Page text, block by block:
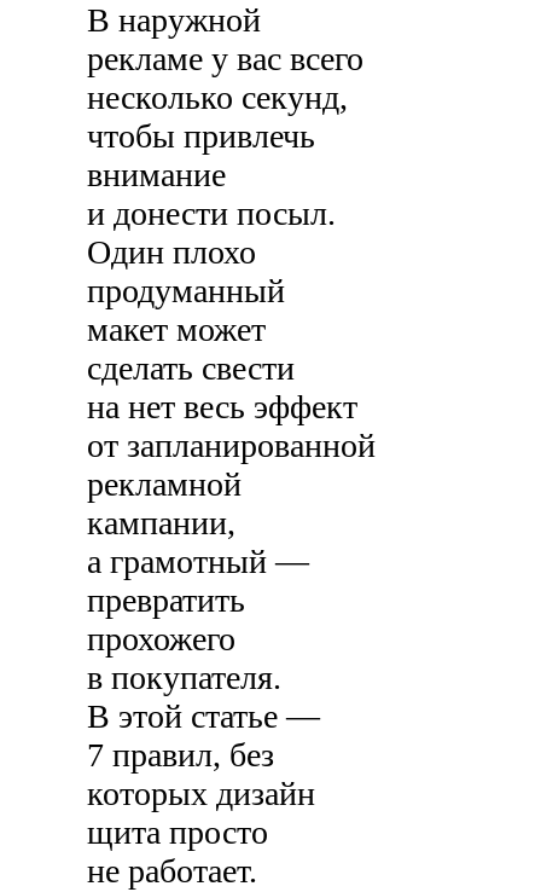
В наружной
рекламе у вас всего
несколько секунд,
чтобы привлечь
внимание
и донести посыл.
Один плохо
продуманный
макет может
сделать свести
на нет весь эффект
от запланированной
рекламной
кампании,
а грамотный —
превратить
прохожего
в покупателя.
В этой статье —
7 правил, без
которых дизайн
щита просто
не работает.